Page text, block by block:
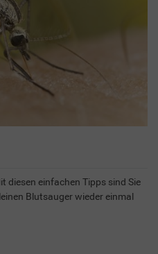
diesen einfachen Tipps sind Sie
Blutsauger wieder einmal